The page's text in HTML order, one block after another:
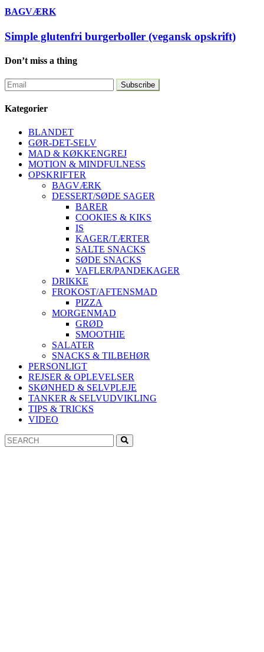
BAGVÆRK
Simple glutenfri burgerboller (vegansk opskrift)
Don’t miss a thing
Kategorier
BLANDET
GØR-DET-SELV
MAD & KØKKENGREJ
MOTION & MINDFULNESS
OPSKRIFTER
BAGVÆRK
DESSERT/SØDE SAGER
BARER
COOKIES & KIKS
IS
KAGER/TÆRTER
SALTE SNACKS
SØDE SNACKS
VAFLER/PANDEKAGER
DRIKKE
FROKOST/AFTENSMAD
PIZZA
MORGENMAD
GRØD
SMOOTHIE
SALATER
SNACKS & TILBEHØR
PERSONLIGT
REJSER & OPLEVELSER
SKØNHED & SELVPLEJE
TANKER & SELVUDVIKLING
TIPS & TRICKS
VIDEO
Search
for: